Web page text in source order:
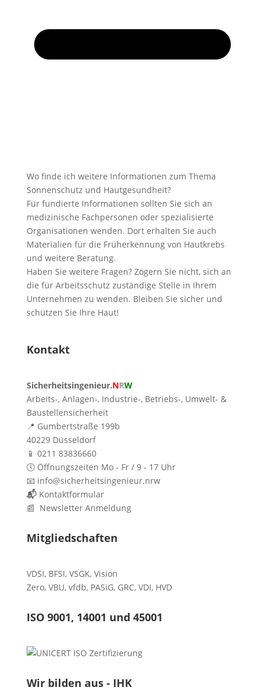
Wo finde ich weitere Informationen zum Thema
Sonnenschutz und Hautgesundheit?
Für fundierte Informationen sollten Sie sich an
medizinische Fachpersonen oder spezialisierte
Organisationen wenden. Dort erhalten Sie auch
Materialien für die Früherkennung von Hautkrebs
und weitere Beratung.
Haben Sie weitere Fragen? Zögern Sie nicht, sich an
die für Arbeitsschutz zuständige Stelle in Ihrem
Unternehmen zu wenden. Bleiben Sie sicher und
schützen Sie Ihre Haut!
Kontakt
Sicherheitsingenieur.NRW
Arbeits-, Anlagen-, Industrie-, Betriebs-, Umwelt- &
Baustellensicherheit
📍 Gumbertstraße 199b
40229 Düsseldorf
📱 0211 83836660
🕔 Öffnungszeiten Mo - Fr / 9 - 17 Uhr
📧 info@sicherheitsingenieur.nrw
📬 Kontaktformular
📰 Newsletter Anmeldung
Mitgliedschaften
VDSI, BFSI, VSGK, Vision
Zero, VBU, vfdb, PASiG, GRC, VDI, HVD
ISO 9001, 14001 und 45001
Wir bilden aus - IHK